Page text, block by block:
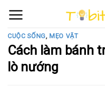
content
CUỘC SỐNG, MẸO VẶT
Cách làm bánh
lò nướng